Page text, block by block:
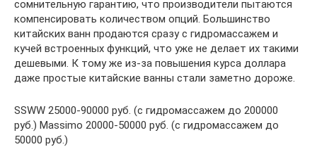
сомнительную гарантию, что производители пытаются
компенсировать количеством опций. Большинство
китайских ванн продаются сразу с гидромассажем и
кучей встроенных функций, что уже не делает их такими
дешевыми. К тому же из-за повышения курса доллара
даже простые китайские ванны стали заметно дороже.
SSWW 25000-90000 руб. (с гидромассажем до 200000
руб.) Massimo 20000-50000 руб. (с гидромассажем до
50000 руб.)